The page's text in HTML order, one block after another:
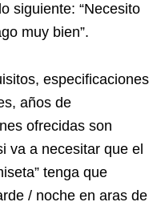
siguiente: “Necesito
muy bien”.
especificaciones
años de
ofrecidas son
va a necesitar que el
tenga que
/ noche en aras de